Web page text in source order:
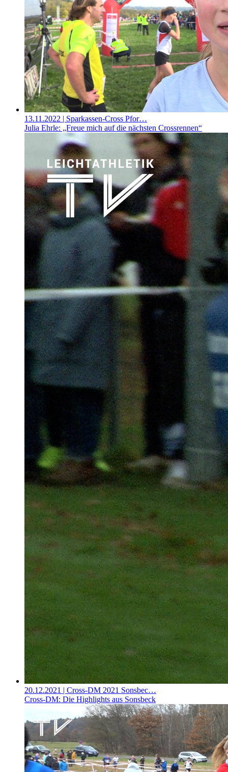
13.11.2022 | Sparkassen-Cross Pfor…
Julia Ehrle: „Freue mich auf die nächsten Crossrennen“
20.12.2021 | Cross-DM 2021 Sonsbec…
Cross-DM: Die Highlights aus Sonsbeck